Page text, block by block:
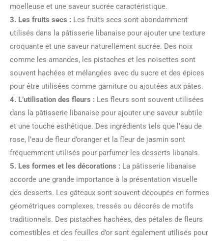
moelleuse et une saveur sucrée caractéristique.
3. Les fruits secs : Les fruits secs sont abondamment
utilisés dans la pâtisserie libanaise pour ajouter une texture
croquante et une saveur naturellement sucrée. Des noix
comme les amandes, les pistaches et les noisettes sont
souvent hachées et mélangées avec du sucre et des épices
pour être utilisées comme garniture ou ajoutées aux pâtes.
4. L’utilisation des fleurs : Les fleurs sont souvent utilisées
dans la pâtisserie libanaise pour ajouter une saveur subtile
et une touche esthétique. Des ingrédients tels que l’eau de
rose, l’eau de fleur d’oranger et la fleur de jasmin sont
fréquemment utilisés pour parfumer les desserts libanais.
5. Les formes et les décorations : La pâtisserie libanaise
accorde une grande importance à la présentation visuelle
des desserts. Les gâteaux sont souvent découpés en formes
géométriques complexes, tressés ou décorés de motifs
traditionnels. Des pistaches hachées, des pétales de fleurs
comestibles et des feuilles d’or sont également utilisés pour